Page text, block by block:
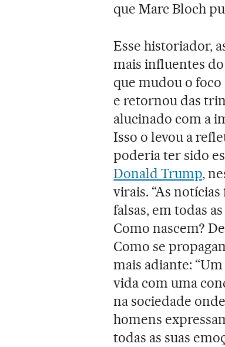
que Marc Bloch
Esse historiador,
mais influentes
que mudou o foco
e retornou das
alucinado com a
Isso o levou a
poderia ter sido
Donald Trump,
virais. “As
falsas, em todas
Como nascem?
Como se
mais adiante:
vida com uma
na sociedade
homens
todas as suas